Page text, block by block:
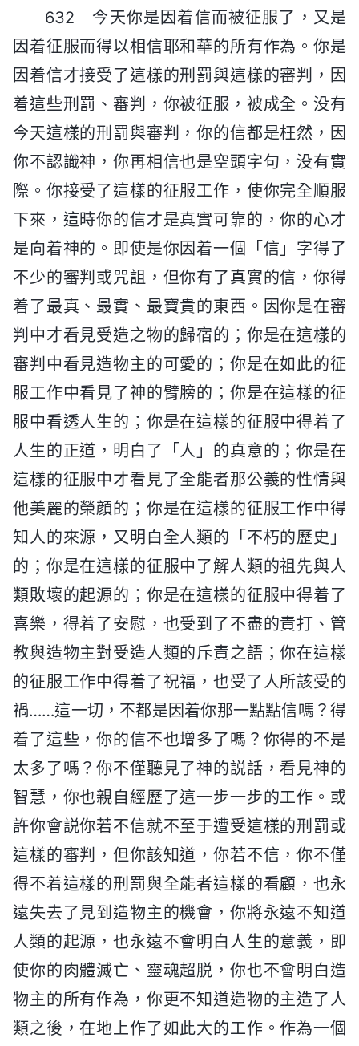
632 今天你是因着信而被征服了，又是
因着征服而得以相信耶和華的所有作為。你是
因着信才接受了這樣的刑罰與這樣的審判，因
着這些刑罰、審判，你被征服，被成全。没有
今天這樣的刑罰與審判，你的信都是枉然，因
你不認識神，你再相信也是空頭字句，没有實
際。你接受了這樣的征服工作，使你完全順服
下來，這時你的信才是真實可靠的，你的心才
是向着神的。即使是你因着一個「信」字得了
不少的審判或咒詛，但你有了真實的信，你得
着了最真、最實、最寶貴的東西。因你是在審
判中才看見受造之物的歸宿的；你是在這樣的
審判中看見造物主的可愛的；你是在如此的征
服工作中看見了神的臂膀的；你是在這樣的征
服中看透人生的；你是在這樣的征服中得着了
人生的正道，明白了「人」的真意的；你是在
這樣的征服中才看見了全能者那公義的性情與
他美麗的榮顔的；你是在這樣的征服工作中得
知人的來源，又明白全人類的「不朽的歷史」
的；你是在這樣的征服中了解人類的祖先與人
類敗壞的起源的；你是在這樣的征服中得着了
喜樂，得着了安慰，也受到了不盡的責打、管
教與造物主對受造人類的斥責之語；你在這樣
的征服工作中得着了祝福，也受了人所該受的
禍……這一切，不都是因着你那一點點信嗎？得
着了這些，你的信不也增多了嗎？你得的不是
太多了嗎？你不僅聽見了神的説話，看見神的
智慧，你也親自經歷了這一步一步的工作。或
許你會説你若不信就不至于遭受這樣的刑罰或
這樣的審判，但你該知道，你若不信，你不僅
得不着這樣的刑罰與全能者這樣的看顧，也永
遠失去了見到造物主的機會，你將永遠不知道
人類的起源，也永遠不會明白人生的意義，即
使你的肉體滅亡、靈魂超脱，你也不會明白造
物主的所有作為，你更不知道造物的主造了人
類之後，在地上作了如此大的工作。作為一個